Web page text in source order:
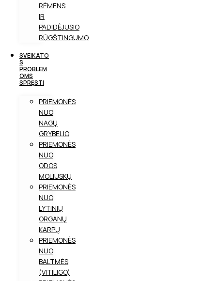
RĖMENS
IR
PADIDĖJUSIO
RŪGŠTINGUMO
SVEIKATO
S
PROBLEM
OMS
SPRĘSTI
PRIEMONĖS
NUO
NAGŲ
GRYBELIO
PRIEMONĖS
NUO
ODOS
MOLIUSKŲ
PRIEMONĖS
NUO
LYTINIŲ
ORGANŲ
KARPŲ
PRIEMONĖS
NUO
BALTMĖS
(VITILIGO)